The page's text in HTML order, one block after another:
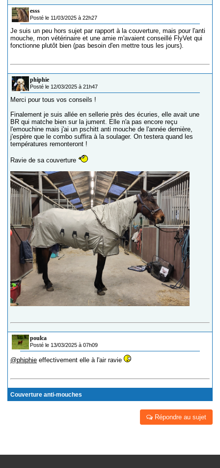
esss
Posté le 11/03/2025 à 22h27
Je suis un peu hors sujet par rapport à la couverture, mais pour l'anti
mouche, mon vétérinaire et une amie m'avaient conseillé FlyVet qui
fonctionne plutôt bien (pas besoin d'en mettre tous les jours).
phiphie
Posté le 12/03/2025 à 21h47
Merci pour tous vos conseils !
Finalement je suis allée en sellerie près des écuries, elle avait une
BR qui matche bien sur la jument. Elle n'a pas encore reçu
l'emouchine mais j'ai un pschitt anti mouche de l'année dernière,
j'espère que le combo suffira à la soulager. On testera quand les
températures remonteront !
Ravie de sa couverture
poulca
Posté le 13/03/2025 à 07h09
@phiphie effectivement elle à l'air ravie
Couverture anti-mouches
Répondre au sujet